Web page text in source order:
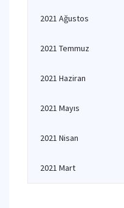
2021 Ağustos
2021 Temmuz
2021 Haziran
2021 Mayıs
2021 Nisan
2021 Mart